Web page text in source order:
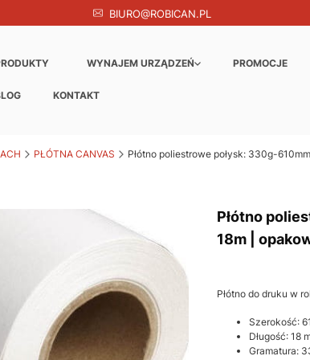
BIURO@ROBICAN.PL
WYNAJEM URZĄDZEŃ PROMOCJE
KONTAKT
PŁÓTNA CANVAS Płótno poliestrowe połysk: 330g-
Płótno
18m |
Płótno do druku w
Szerokość:
Długość: 18
Gramatura: